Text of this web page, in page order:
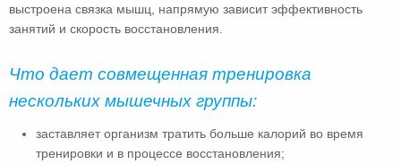
выстроена связка мышц, напрямую зависит эффективность
занятий и скорость восстановления.
Что дает совмещенная тренировка
нескольких мышечных группы:
заставляет организм тратить больше калорий во время
тренировки и в процессе восстановления;